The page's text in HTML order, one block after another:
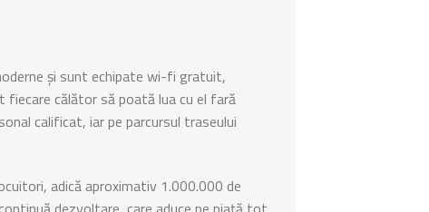
și sunt echipate wi-fi gratuit,
fiecare călător să poată lua cu el fară
calificat, iar pe parcursul traseului
adică aproximativ 1.000.000 de